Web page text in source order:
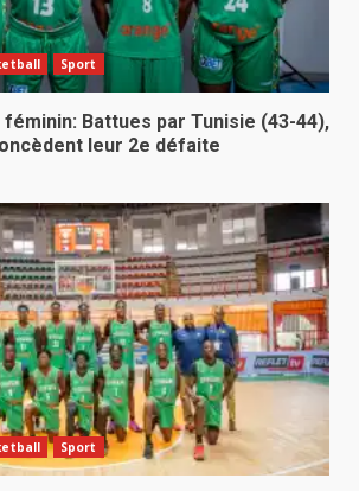
Sport
Battues par Tunisie (43-44),
leur 2e défaite
Sport